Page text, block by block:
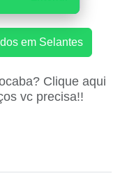
em Selantes
Clique aqui
vc precisa!!